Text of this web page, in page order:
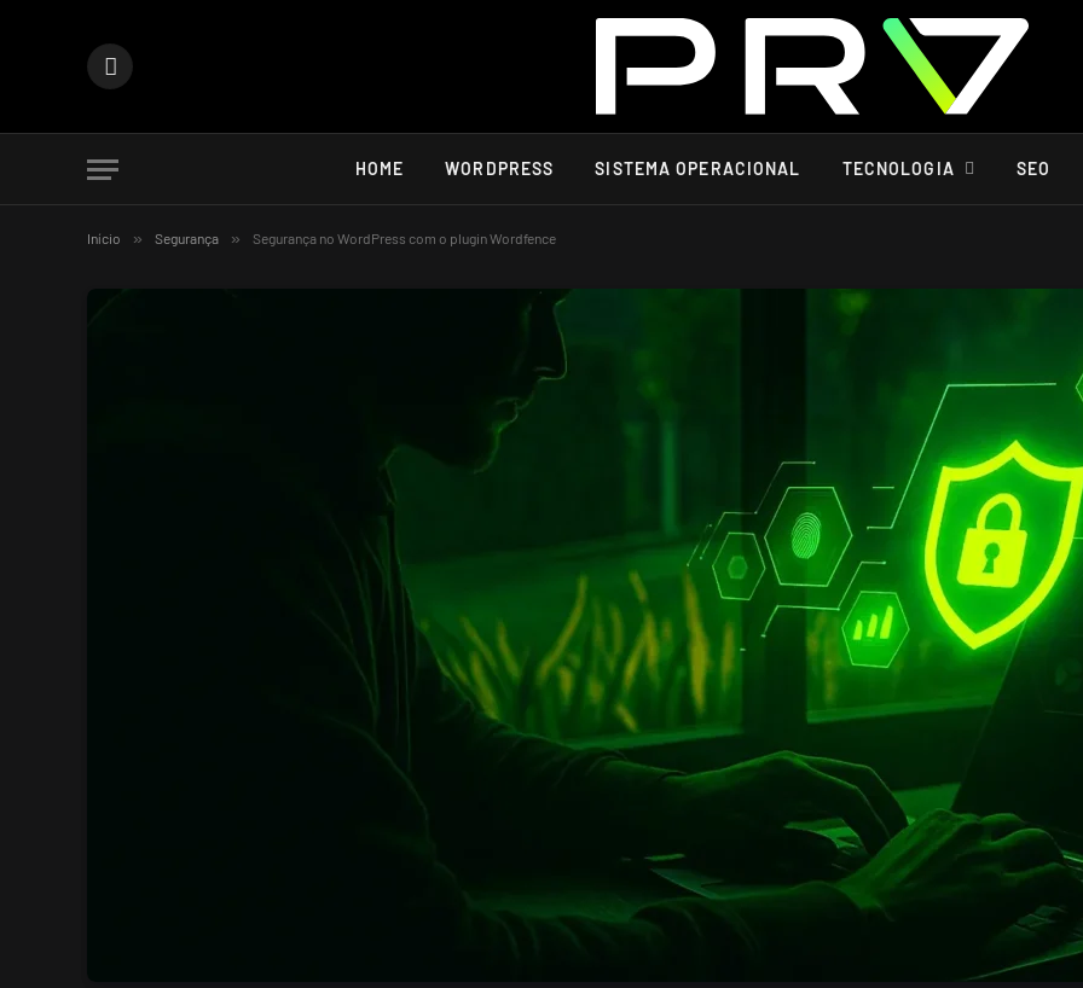
Instagram
HOME WORDPRESS SISTEMA OPERACIONAL TECNOLOGIA SEO
Início » Segurança » Segurança no WordPress com o plugin Wordfence